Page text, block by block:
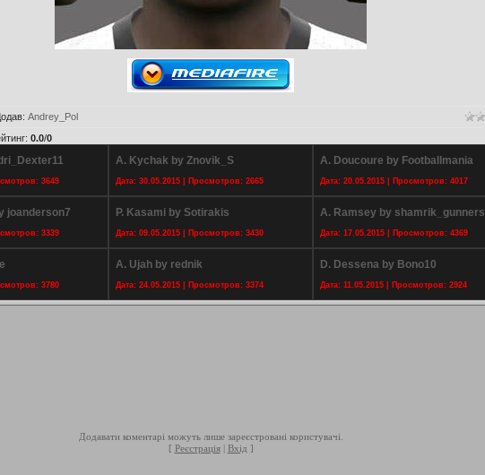
: Andrey_Pol
: 0.0/0
3649
A. Kychak by Znovik_S
Дата: 30.05.2015 | Просмотров: 2665
A. Doucoure by Footballmania
Дата: 20.05.2015 | Просмотров: 4017
joanderson7
3339
P. Kasami by Sotirakis
Дата: 09.05.2015 | Просмотров: 3430
A. Ramsey by shamrik_gunners
Дата: 17.05.2015 | Просмотров: 4369
3780
A. Ujah by rednik
Дата: 24.05.2015 | Просмотров: 3374
D. Dessena by Bono10
Дата: 11.05.2015 | Просмотров: 2924
Додавати коментарі можуть лише зареєстровані користувачі.
[ Реєстрація| Вхід ]